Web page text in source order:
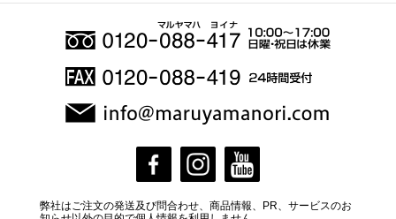
弊社はご注文の発送及び問合わせ、商品情報、PR、サービスのお